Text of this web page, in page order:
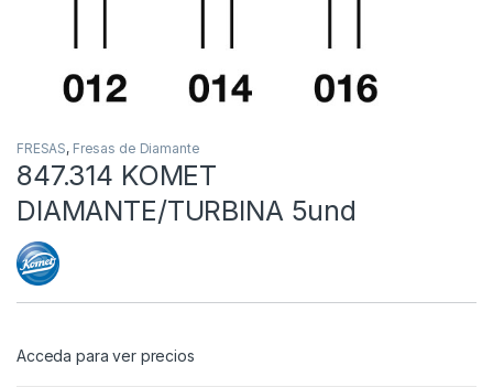
FRESAS, Fresas de Diamante
847.314 KOMET
DIAMANTE/TURBINA 5und
Acceda para ver precios